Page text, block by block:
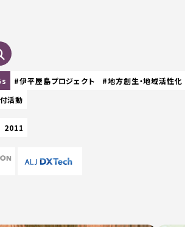
#伊平屋島プロジェクト #地方創生・地域活性化
活動
2011